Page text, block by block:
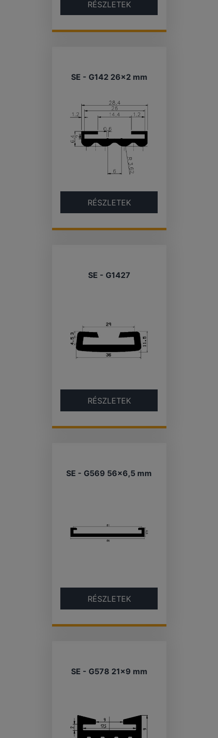
RÉSZLETEK
SE - G142 26×2 mm
RÉSZLETEK
SE - G1427
RÉSZLETEK
SE - G569 56×6,5 mm
RÉSZLETEK
SE - G578 21×9 mm